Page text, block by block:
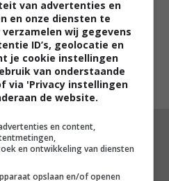
historische parel
je waarschijnlijk direct
avond topvermaak
van advertenties en
en onze diensten te
wij gegevens
ID’s, geolocatie en
je cookie instellingen
van onderstaande
via 'Privacy instellingen
de website.
en content,
en ontwikkeling van diensten
opslaan en/of openen